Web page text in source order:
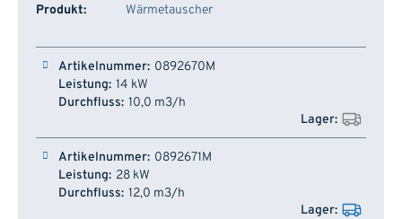
Produkt:
Wärmetauscher
Artikelnummer Leistung
0892670M
14 kW
10,0 m3/h
0892671M
28 kW
12,0 m3/h